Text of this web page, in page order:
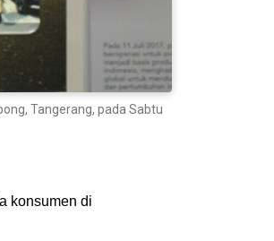
Tangerang, pada Sabtu
konsumen di